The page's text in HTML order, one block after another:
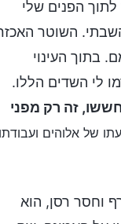
הפנים שלי
השוטר
בתוך העינוי
לי השדים הללו.
זה רק מפני
של אלוהים
וחסר רסן, הוא